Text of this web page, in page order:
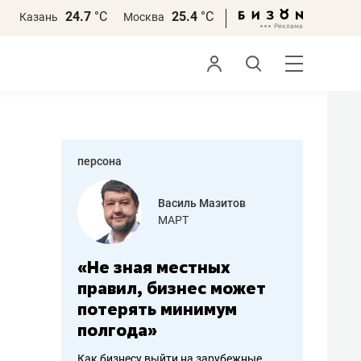
Казань 24.7 °С Москва 25.4 °С
персона
Василь Мазитов
МАРТ
«Не зная местных
правил, бизнес может
потерять минимум
полгода»